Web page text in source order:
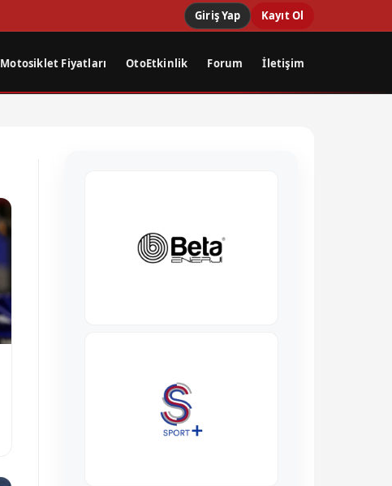
Giriş Yap Kayıt Ol
Motosiklet Fiyatları OtoEtkinlik Forum İletişim